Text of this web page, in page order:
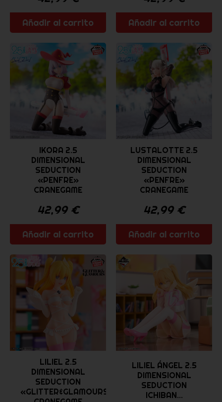
Añadir al carrito Añadir al carrito
IKORA 2.5
DIMENSIONAL
SEDUCTION
«PENFRE»
CRANEGAME
42,99 €
Añadir al carrito
LUSTALOTTE 2.5
DIMENSIONAL
SEDUCTION
«PENFRE»
CRANEGAME
42,99 €
Añadir al carrito
LILIEL 2.5
DIMENSIONAL
SEDUCTION
«GLITTER&GLAMOURS»
LILIEL ÁNGEL 2.5
DIMENSIONAL
SEDUCTION
ICHIBAN...